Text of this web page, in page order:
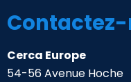
Contactez-
Cerca Europe
54-56 Avenue Hoche